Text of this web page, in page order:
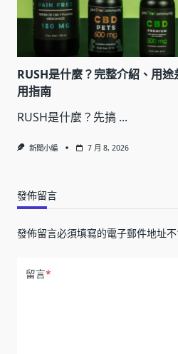
RUSH是什麼？完整介紹、用
用指南
RUSH是什麼？先搞 ...
新聞小編 7 月 8, 2026
發佈留言
發佈留言必須填寫的電子郵件地址不
留言*